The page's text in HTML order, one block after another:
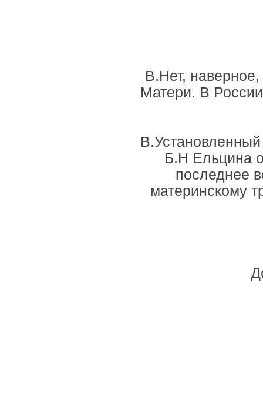
В.Нет,
Матери. В
Б.Н Ельцина
последнее
материнскому